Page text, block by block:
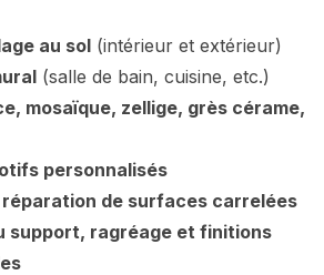
au sol (intérieur et extérieur)
(salle de bain, cuisine, etc.)
mosaïque, zellige, grès cérame,
personnalisés
de surfaces carrelées
support, ragréage et finitions